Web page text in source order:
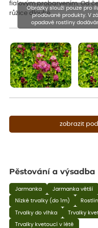
fialovým probarvením. Od
růžice dlouhé…
zobrazit
Obrázky slouží pouze pro
prodávané produkty. V
opadavé rostliny
Rostliny mohou být také
Pěstování a výsadba
Jarmanka Jarmanka větší
Nízké trvalky (do 1m)
Trvalky do vlhka Trvalky
Trvalky kvetoucí v létě